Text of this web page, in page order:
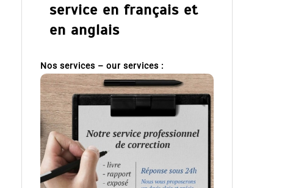
service en français et
en anglais
Nos services – our services :